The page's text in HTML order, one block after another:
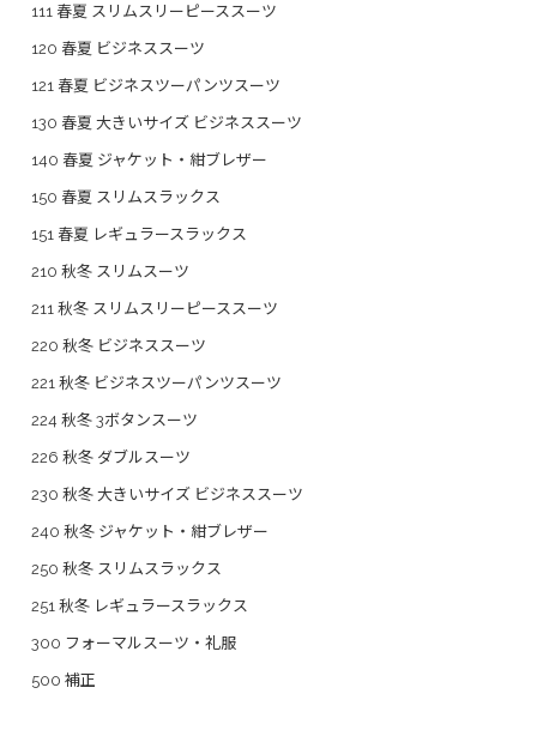
111 春夏 スリムスリーピーススーツ
120 春夏 ビジネススーツ
121 春夏 ビジネスツーパンツスーツ
130 春夏 大きいサイズ ビジネススーツ
140 春夏 ジャケット・紺ブレザー
150 春夏 スリムスラックス
151 春夏 レギュラースラックス
210 秋冬 スリムスーツ
211 秋冬 スリムスリーピーススーツ
220 秋冬 ビジネススーツ
221 秋冬 ビジネスツーパンツスーツ
224 秋冬 3ボタンスーツ
226 秋冬 ダブルスーツ
230 秋冬 大きいサイズ ビジネススーツ
240 秋冬 ジャケット・紺ブレザー
250 秋冬 スリムスラックス
251 秋冬 レギュラースラックス
300 フォーマルスーツ・礼服
500 補正